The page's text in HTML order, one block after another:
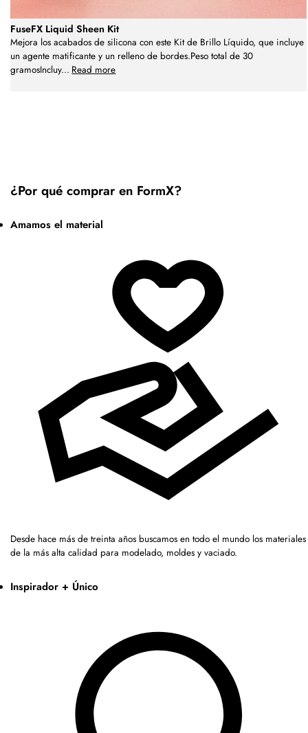
FuseFX Liquid Sheen Kit
Mejora los acabados de silicona con este Kit de Brillo Líquido, que incluye
un agente matificante y un relleno de bordes.Peso total de 30
gramosIncluy... Read more
¿Por qué comprar en FormX?
Amamos el material
Desde hace más de treinta años buscamos en todo el mundo los materiales
de la más alta calidad para modelado, moldes y vaciado.
Inspirador + Único